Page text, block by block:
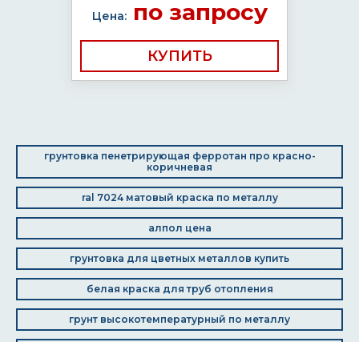
Цена:по запросу
КУПИТЬ
грунтовка пенетрирующая ферротан про красно-
коричневая
ral 7024 матовый краска по металлу
алпол цена
грунтовка для цветных металлов купить
белая краска для труб отопления
грунт высокотемпературный по металлу